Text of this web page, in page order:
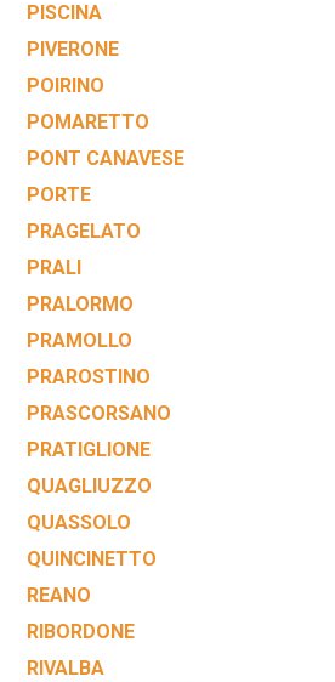
PISCINA
PIVERONE
POIRINO
POMARETTO
PONT CANAVESE
PORTE
PRAGELATO
PRALI
PRALORMO
PRAMOLLO
PRAROSTINO
PRASCORSANO
PRATIGLIONE
QUAGLIUZZO
QUASSOLO
QUINCINETTO
REANO
RIBORDONE
RIVALBA